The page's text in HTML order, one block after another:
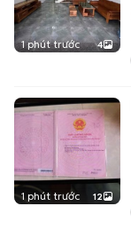
1 phút trước 4
1 phút trước 12